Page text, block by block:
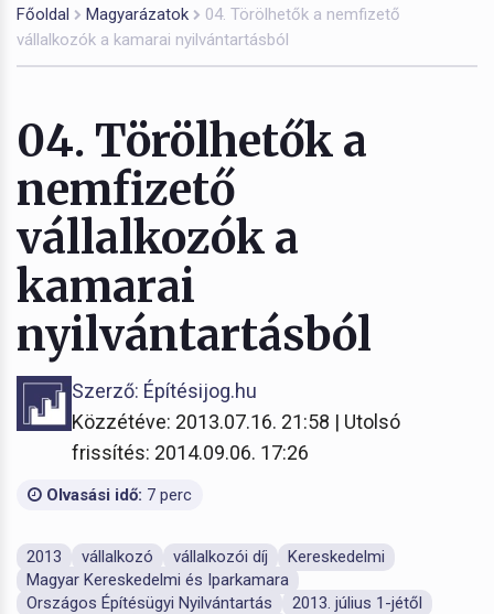
Főoldal Magyarázatok
04. Törölhetők a nemfizető
vállalkozók a kamarai nyilvántartásból
04. Törölhetők a
nemfizető
vállalkozók a
kamarai
nyilvántartásból
Szerző: Építésijog.hu
Közzétéve: 2013.07.16. 21:58 | Utolsó
frissítés: 2014.09.06. 17:26
Olvasási idő: 7 perc
2013 vállalkozó vállalkozói díj
Kereskedelmi
Magyar Kereskedelmi és Iparkamara
Országos Építésügyi Nyilvántartás
2013. július 1-jétől